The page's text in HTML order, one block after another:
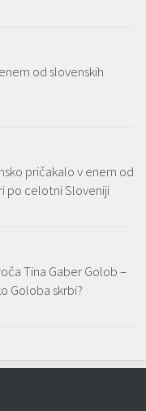
od slovenskih
pričakalo v enem od
po celotni Sloveniji
Tina Gaber Golob –
Goloba skrbi?